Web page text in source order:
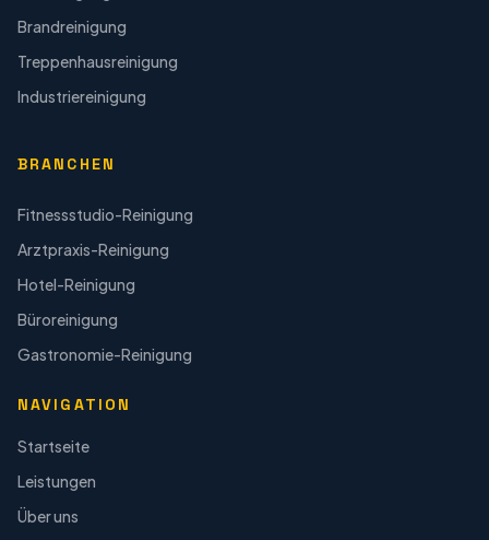
Brandreinigung
Treppenhausreinigung
Industriereinigung
BRANCHEN
Fitnessstudio-Reinigung
Arztpraxis-Reinigung
Hotel-Reinigung
Büroreinigung
Gastronomie-Reinigung
NAVIGATION
Startseite
Leistungen
Über uns